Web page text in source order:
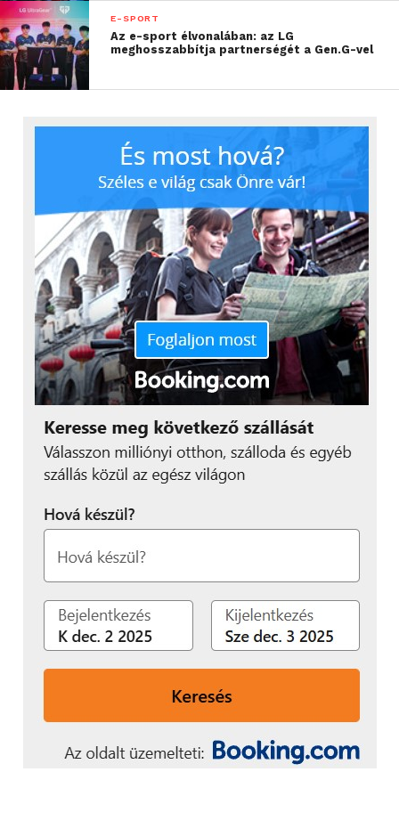
E-SPORT
Az e-sport élvonalában: az LG
meghosszabbítja partnerségét a Gen.G-vel